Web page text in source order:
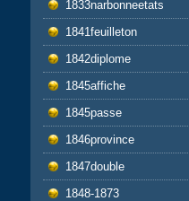
1833narbonneetats
1841feuilleton
1842diplome
1845affiche
1845passe
1846province
1847double
1848-1873